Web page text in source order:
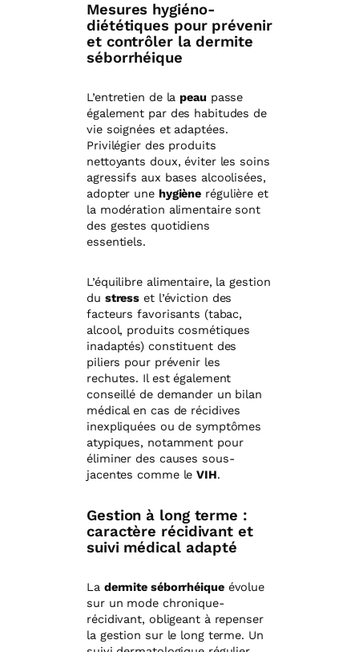
Mesures hygiéno-
diététiques pour prévenir
et contrôler la dermite
séborrhéique
L’entretien de lapeau passe
également par des habitudes de
vie soignées et adaptées.
Privilégier des produits
nettoyants doux, éviter les soins
agressifs aux bases alcoolisées,
adopter une hygiène régulière et
la modération alimentaire sont
des gestes quotidiens
essentiels.
L’équilibre alimentaire, la gestion
du stress et l’éviction des
facteurs favorisants (tabac,
alcool, produits cosmétiques
inadaptés) constituent des
piliers pour prévenir les
rechutes. Il est également
conseillé de demander un bilan
médical en cas de récidives
inexpliquées ou de symptômes
atypiques, notamment pour
éliminer des causes sous-
jacentes comme leVIH.
Gestion à long terme :
caractère récidivant et
suivi médical adapté
La dermite séborrhéiqueévolue
sur un mode chronique-
récidivant, obligeant à repenser
la gestion sur le long terme. Un